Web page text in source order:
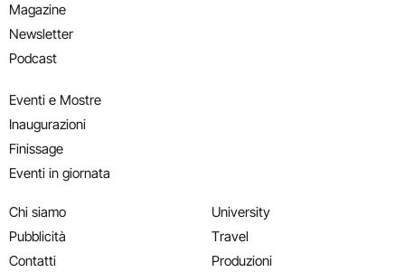
Magazine
Newsletter
Podcast
Eventi e Mostre
Inaugurazioni
Finissage
Eventi in giornata
Chi siamo
Pubblicità
Contatti
University
Travel
Produzioni